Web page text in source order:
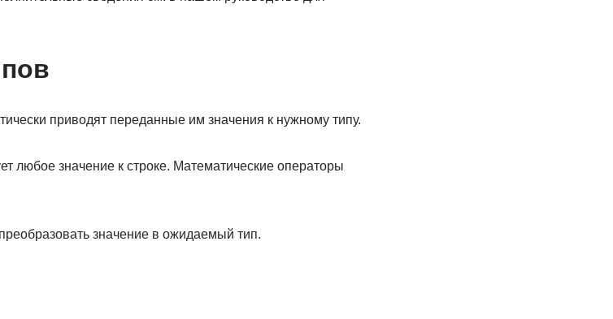
приводят переданные им значения к нужному типу.
любое значение к строке. Математические операторы
значение в ожидаемый тип.